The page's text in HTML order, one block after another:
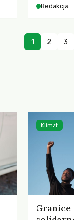
Redakcja
1 2 3
Granice
Klimat